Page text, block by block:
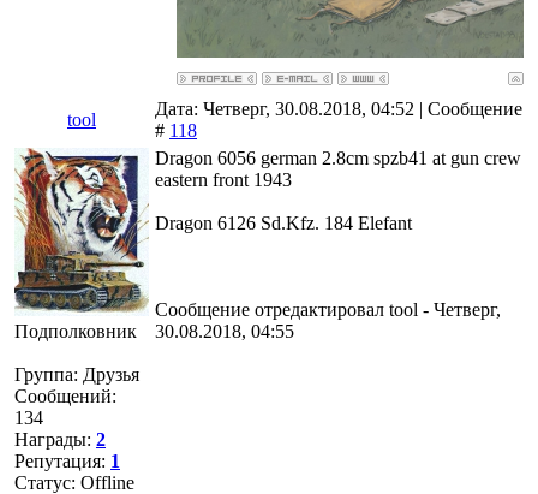
tool
Дата: Четверг, 30.08.2018, 04:52 | Сообщение
# 118
Подполковник
Группа: Друзья
Сообщений:
134
Награды: 2
Репутация: 1
Статус: Offline
Dragon 6056 german 2.8cm spzb41 at gun crew
eastern front 1943
Dragon 6126 Sd.Kfz. 184 Elefant
Сообщение отредактировал tool - Четверг,
30.08.2018, 04:55